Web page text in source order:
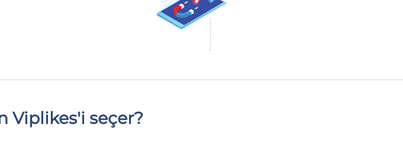
Viplikes'i seçer?